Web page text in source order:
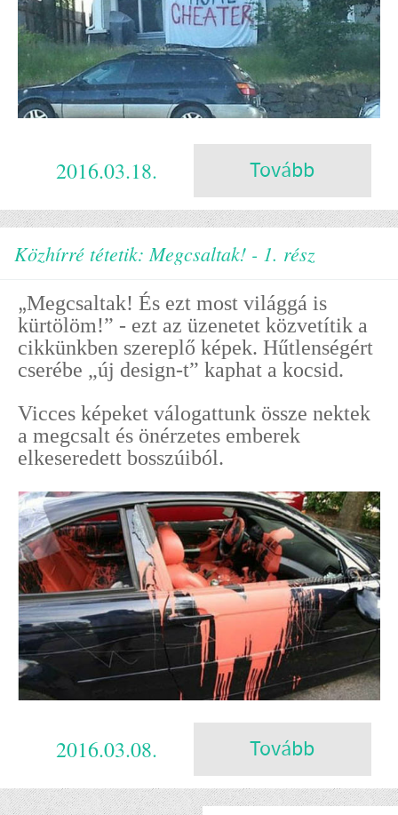
2016.03.18. Tovább
Közhírré tétetik: Megcsaltak! - 1. rész
„Megcsaltak! És ezt most világgá is
kürtölöm!” - ezt az üzenetet közvetítik a
cikkünkben szereplő képek. Hűtlenségért
cserébe „új design-t” kaphat a kocsid.
Vicces képeket válogattunk össze nektek
a megcsalt és önérzetes emberek
elkeseredett bosszúiból.
2016.03.08. Tovább